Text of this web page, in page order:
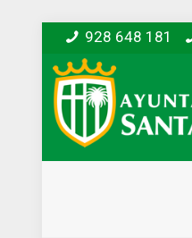
928 648 181